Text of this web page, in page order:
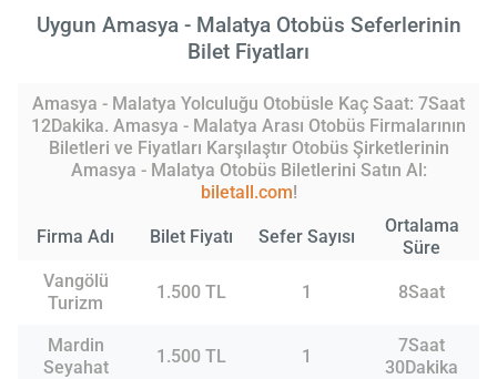
Uygun Amasya - Malatya Otobüs Seferlerinin
Bilet Fiyatları
Amasya - Malatya Yolculuğu Otobüsle Kaç Saat: 7Saat
12Dakika. Amasya - Malatya Arası Otobüs Firmalarının
Biletleri ve Fiyatları Karşılaştır Otobüs Şirketlerinin
Amasya - Malatya Otobüs Biletlerini Satın Al:
biletall.com!
Firma Adı Bilet Fiyatı Sefer Sayısı
Ortalama
Süre
Vangölü
Turizm
1.500 TL 1 8Saat
Mardin
Seyahat
1.500 TL 1
7Saat
30Dakika